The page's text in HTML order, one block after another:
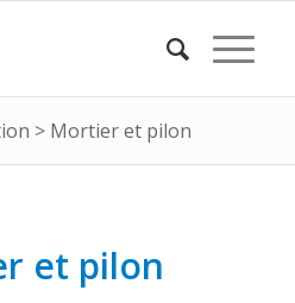
> Mortier et pilon
et pilon